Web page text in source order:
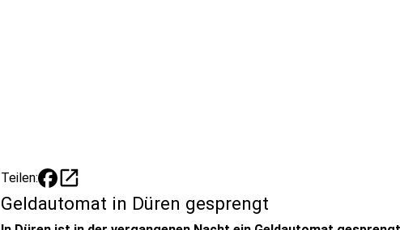
Teilen: open_in_new
Geldautomat in Düren gesprengt